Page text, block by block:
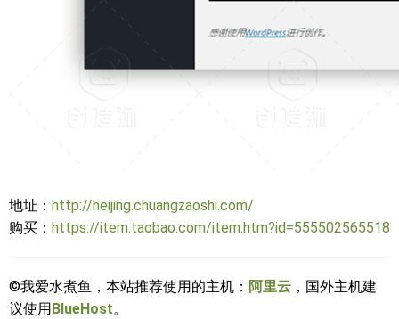
地址： http://heijing.chuangzaoshi.com/
购买： https://item.taobao.com/item.htm?id=555502565518
©我爱水煮鱼，本站推荐使用的主机： 阿里云 ，国外主机建
议使用BlueHost。